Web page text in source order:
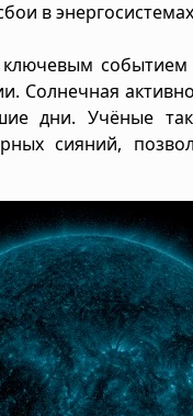
в
ключевым
Солнечная
дни. Учёные
сияний,